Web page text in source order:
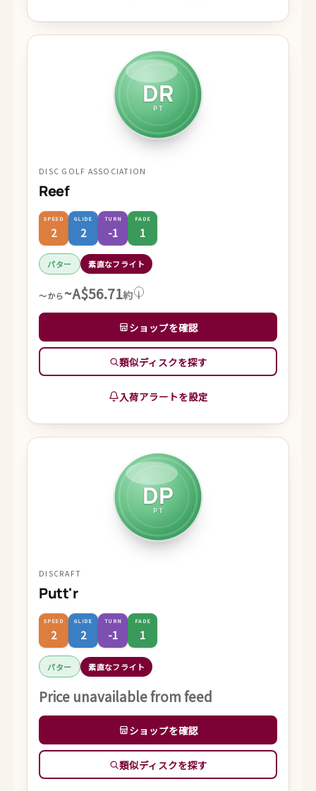
DR
PT
DISC GOLF ASSOCIATION
Reef
SPEED
2
GLIDE
2
TURN
-1
FADE
1
パター 素直なフライト
～から~A$56.71約 i
ショップを確認
類似ディスクを探す
入荷アラートを設定
DP
PT
DISCRAFT
Putt'r
SPEED
2
GLIDE
2
TURN
-1
FADE
1
パター 素直なフライト
Price unavailable from feed
ショップを確認
類似ディスクを探す